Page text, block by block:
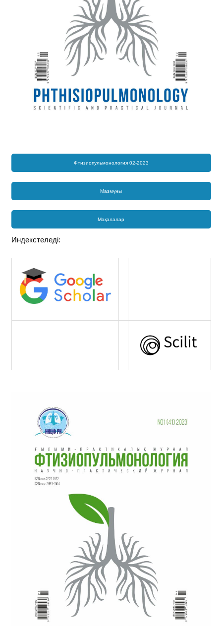
Фтизиопульмонология 02-2023
Мазмұны
Мақалалар
Индекстеледі: